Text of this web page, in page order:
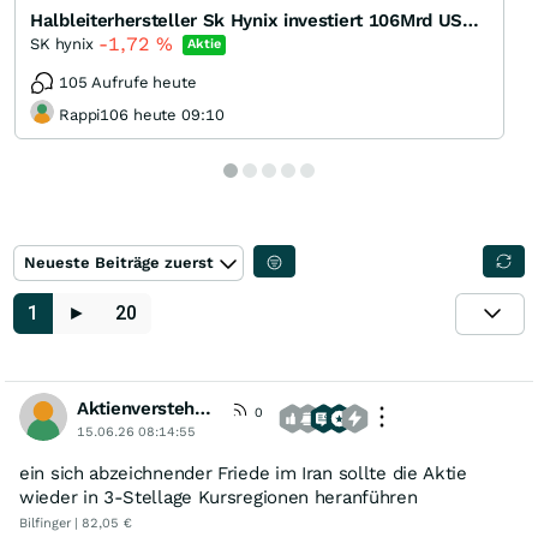
Halbleiterhersteller Sk Hynix investiert 106Mrd USD in Megafabrik
SK hynix -1,72 % Aktie
105 Aufrufe heute
Rappi106 heute 09:10
Neueste Beiträge zuerst
1 ► 20
Aktienversteher2025
0
15.06.26 08:14:55
ein sich abzeichnender Friede im Iran sollte die Aktie
wieder in 3-Stellage Kursregionen heranführen
Bilfinger | 82,05 €